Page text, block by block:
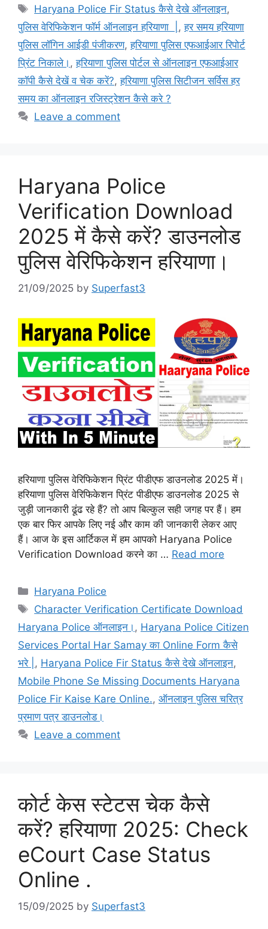
Tags
Haryana Police Fir Status कैसे देखे ऑनलाइन,
पुलिस वेरिफिकेशन फॉर्म ऑनलाइन हरियाणा | ,हर समय हरियाणा
पुलिस लॉगिन आईडी पंजीकरण,हरियाणा पुलिस एफआईआर रिपोर्ट
प्रिंट निकाले। ,हरियाणा पुलिस पोर्टल से ऑनलाइन एफआईआर
कॉपी कैसे देखें व चेक करें?,हरियाणा पुलिस सिटीजन सर्विस हर
समय का ऑनलाइन रजिस्ट्रेशन कैसे करे ?
Leave a comment
Haryana Police
Verification Download
2025 में कैसे करें? डाउनलोड
पुलिस वेरिफिकेशन हरियाणा।
21/09/2025 by Superfast3
हरियाणा पुलिस वेरिफिकेशन प्रिंट पीडीएफ डाउनलोड 2025 में।
हरियाणा पुलिस वेरिफिकेशन प्रिंट पीडीएफ डाउनलोड 2025 से
जुड़ी जानकारी ढूंढ रहे हैं? तो आप बिल्कुल सही जगह पर हैं। हम
एक बार फिर आपके लिए नई और काम की जानकारी लेकर आए
हैं। आज के इस आर्टिकल में हम आपको Haryana Police
Verification Download करने का … Read more
Categories
Haryana Police
Tags
Character Verification Certificate Download
Haryana Police ऑनलाइन। , Haryana Police Citizen
Services Portal Har Samay का Online Form कैसे
भरे | , Haryana Police Fir Status कैसे देखे ऑनलाइन,
Mobile Phone Se Missing Documents Haryana
Police Fir Kaise Kare Online., ऑनलाइन पुलिस चरित्र
प्रमाण पत्र डाउनलोड।
Leave a comment
कोर्ट केस स्टेटस चेक कैसे
करें? हरियाणा 2025: Check
eCourt Case Status
Online .
15/09/2025 by Superfast3